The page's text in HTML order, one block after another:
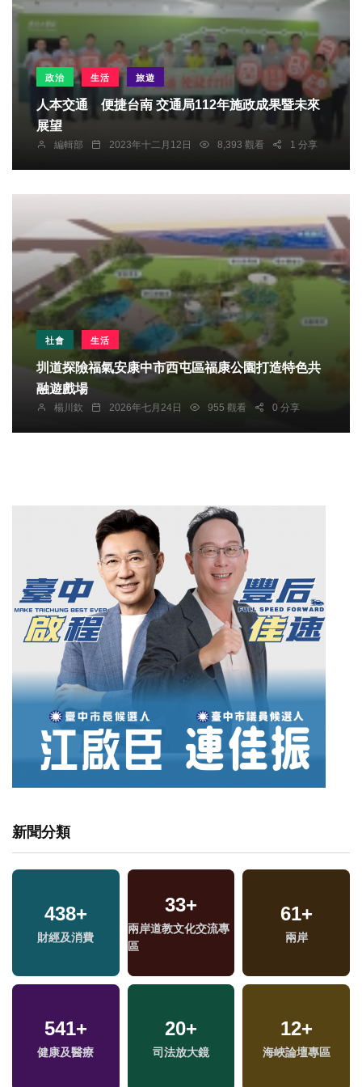
政治 生活 旅遊
人本交通 便捷台南 交通局112年施政成果暨未來
展望
編輯部 2023年十二月12日 8,393 觀看 1 分享
社會 生活
圳道探險福氣安康中市西屯區福康公園打造特色共
融遊戲場
楊川欽 2026年七月24日 955 觀看 0 分享
新聞分類
438+
財經及消費
33+
兩岸道教文化交流專
區
61+
兩岸
541+
健康及醫療
20+
司法放大鏡
12+
海峽論壇專區